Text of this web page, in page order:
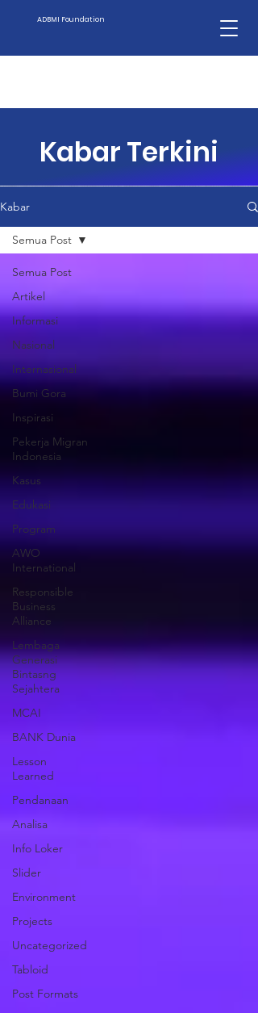
ADBMI Foundation
Kabar Terkini
Kabar
Semua Post
Artikel
Informasi
Nasional
Internasional
Bumi Gora
Inspirasi
Pekerja Migran
Indonesia
Kasus
Edukasi
Program
AWO
International
Responsible
Business
Alliance
Lembaga
Generasi
Bintasng
Sejahtera
MCAI
BANK Dunia
Lesson
Learned
Pendanaan
Analisa
Info Loker
Slider
Environment
Projects
Uncategorized
Tabloid
Post Formats
Semua Post